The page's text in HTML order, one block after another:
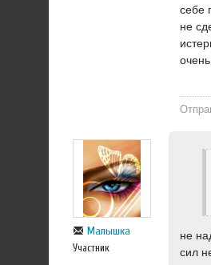
себе
не
Малышка
Участник
не
сил